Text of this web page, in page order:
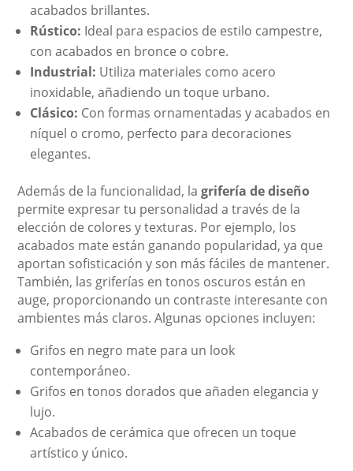
acabados brillantes.
Rústico: Ideal para espacios de estilo campestre,
con acabados en bronce o cobre.
Industrial: Utiliza materiales como acero
inoxidable, añadiendo un toque urbano.
Clásico: Con formas ornamentadas y acabados en
níquel o cromo, perfecto para decoraciones
elegantes.
Además de la funcionalidad, lagrifería de diseño
permite expresar tu personalidad a través de la
elección de colores y texturas. Por ejemplo, los
acabados mate están ganando popularidad, ya que
aportan sofisticación y son más fáciles de mantener.
También, las griferías en tonos oscuros están en
auge, proporcionando un contraste interesante con
ambientes más claros. Algunas opciones incluyen:
Grifos en negro mate para un look
contemporáneo.
Grifos en tonos dorados que añaden elegancia y
lujo.
Acabados de cerámica que ofrecen un toque
artístico y único.